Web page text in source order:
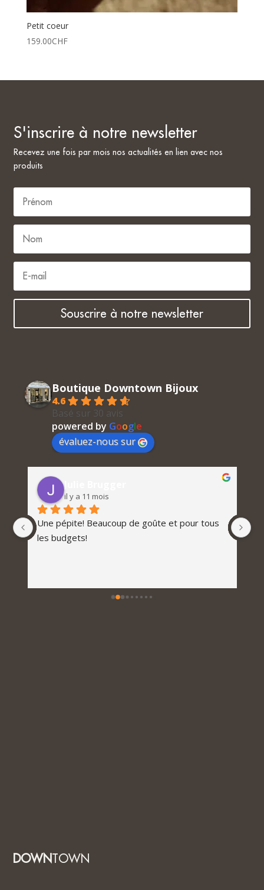
Petit coeur
159.00CHF
S'inscrire à notre newsletter
Recevez une fois par mois nos actualités en lien avec nos
produits
Souscrire à notre newsletter
Boutique Downtown Bijoux
4.6
Basé sur 30 avis
powered by Google
évaluez-nous sur
Julie Brugger
il y a 11 mois
Une pépite! Beaucoup de goûte et pour tous
les budgets!
DOWNTOWN